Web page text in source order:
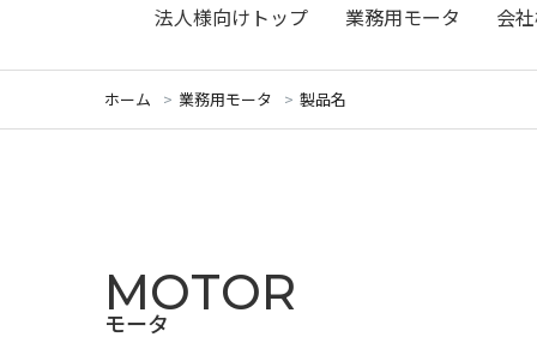
法人様向けトップ 業務用モータ 会
ホーム 業務用モータ 製品名
MOTOR
モータ